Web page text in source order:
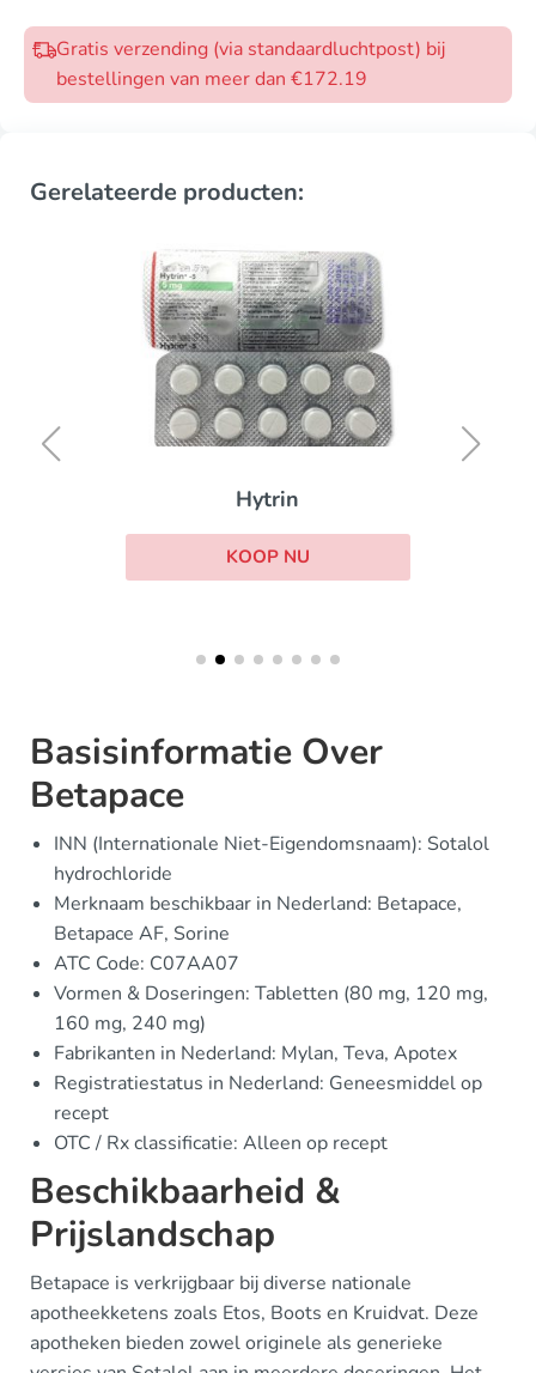
Gratis verzending (via standaardluchtpost) bij
bestellingen van meer dan €172.19
Gerelateerde producten:
Hytrin
KOOP NU
Basisinformatie Over
Betapace
INN (Internationale Niet-Eigendomsnaam): Sotalol
hydrochloride
Merknaam beschikbaar in Nederland: Betapace,
Betapace AF, Sorine
ATC Code: C07AA07
Vormen & Doseringen: Tabletten (80 mg, 120 mg,
160 mg, 240 mg)
Fabrikanten in Nederland: Mylan, Teva, Apotex
Registratiestatus in Nederland: Geneesmiddel op
recept
OTC / Rx classificatie: Alleen op recept
Beschikbaarheid &
Prijslandschap
Betapace is verkrijgbaar bij diverse nationale
apotheekketens zoals Etos, Boots en Kruidvat. Deze
apotheken bieden zowel originele als generieke